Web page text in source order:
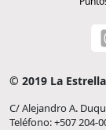
© 2019 La
C/ Alejandro A.
Teléfono: +507 204-